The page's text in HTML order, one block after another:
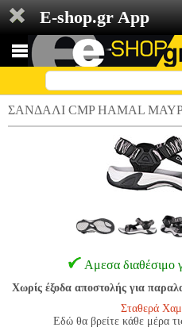
E-shop.gr App
ΣΑΝΔΑΛΙ CMP HAMAL
Αμεσα διαθέσιμο
Χωρίς έξοδα αποστολής για
Σταθερά
Εδώ θα βρείτε κάθε μέρα